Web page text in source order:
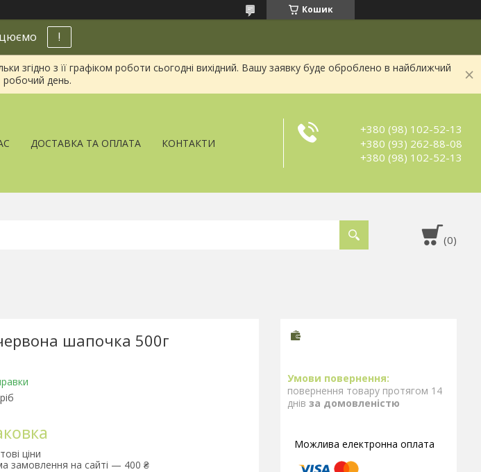
Кошик
!
згідно з її графіком роботи сьогодні вихідний. Вашу заявку буде оброблено в найближчий
робочий день.
ДОСТАВКА ТА ОПЛАТА КОНТАКТИ
+380 (98) 102-52-13
+380 (93) 262-88-08
+380 (98) 102-52-13
шапочка 500г
ціни
замовлення на сайті — 400 ₴
повернення товару протягом 14
днів за домовленістю